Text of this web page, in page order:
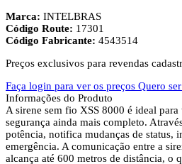
Marca: INTELBRAS
Código Route: 17301
Código Fabricante: 4543514
Preços exclusivos para revendas
Faça login para ver os preços Quero
Informações do Produto
A sirene sem fio XSS 8000 é ideal para
segurança ainda mais completo.
potência, notifica mudanças de status,
emergência. A comunicação entre a
alcança até 600 metros de distância, o